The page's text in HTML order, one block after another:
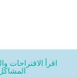
اقرأ الاقتراحات